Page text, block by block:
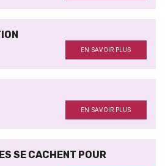
EN SAVOIR PLUS
EN SAVOIR PLUS
SE CACHENT POUR